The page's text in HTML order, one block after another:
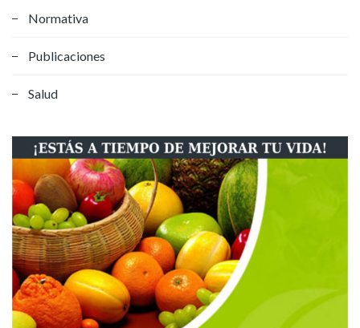
Normativa
Publicaciones
Salud